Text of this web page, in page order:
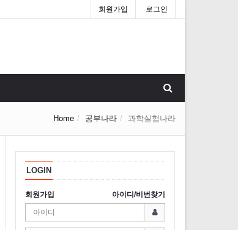
회원가입 로그인
Home 공부나라 과학실험나라
LOGIN
회원가입 아이디/비번찾기